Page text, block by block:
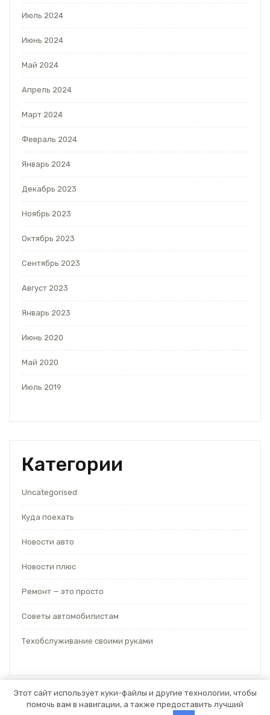
Июль 2024
Июнь 2024
Май 2024
Апрель 2024
Март 2024
Февраль 2024
Январь 2024
Декабрь 2023
Ноябрь 2023
Октябрь 2023
Сентябрь 2023
Август 2023
Январь 2023
Июнь 2020
Май 2020
Июль 2019
Категории
Uncategorised
Куда поехать
Новости авто
Новости плюс
Ремонт — это просто
Советы автомобилистам
Техобслуживание своими руками
Этот сайт использует куки-файлы и другие технологии, чтобы
помочь вам в навигации, а также предоставить лучший